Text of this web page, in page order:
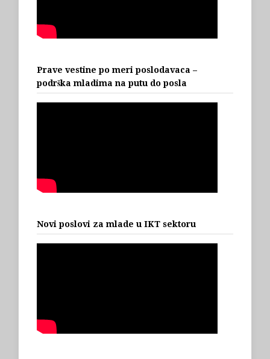
Prave vestine po meri poslodavaca –
podrška mladima na putu do posla
Novi poslovi za mlade u IKT sektoru